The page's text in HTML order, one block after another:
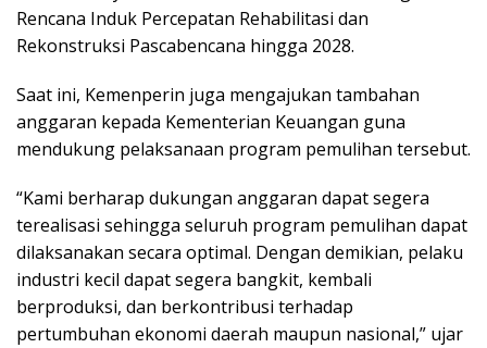
Rencana Induk Percepatan Rehabilitasi dan
Rekonstruksi Pascabencana hingga 2028.
Saat ini, Kemenperin juga mengajukan tambahan
anggaran kepada Kementerian Keuangan guna
mendukung pelaksanaan program pemulihan tersebut.
“Kami berharap dukungan anggaran dapat segera
terealisasi sehingga seluruh program pemulihan dapat
dilaksanakan secara optimal. Dengan demikian, pelaku
industri kecil dapat segera bangkit, kembali
berproduksi, dan berkontribusi terhadap
pertumbuhan ekonomi daerah maupun nasional,” ujar